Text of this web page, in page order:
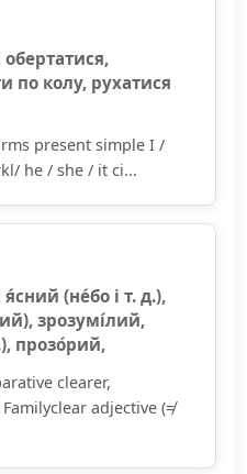
обертатися,
по колу, рухатися
present simple I /
he / she / it ci...
я́сний (не́бо і т. д.),
зрозумі́лий,
прозо́рий,
clearer,
adjective (≠